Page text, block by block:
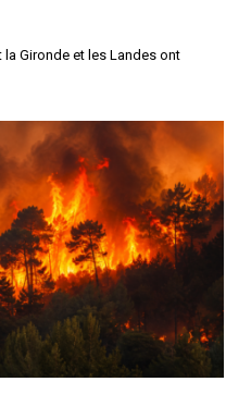
Gironde et les Landes ont